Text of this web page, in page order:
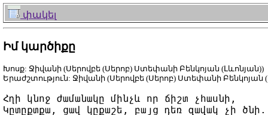
փակել
Իմ կարծիքը
Խոսք: Ջիվանի (Սերովբե (Սերոբ) Ստեփանի Բենկոյան (Լևոնյան))
Երաժշտություն: Ջիվանի (Սերովբե (Սերոբ) Ստեփանի Բենկոյան
Հղի կնոջ ժամանակը մինչև որ ճիշտ չհասնի,
Կըտըքտքա, ցավ կըքաշե, բայց դեռ զավակ չի ծնի.